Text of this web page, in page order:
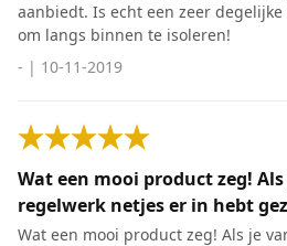
aanbiedt. Is echt een zeer
om langs binnen te isoleren!
- | 10-11-2019
Wat een mooi product zeg!
regelwerk netjes er in hebt
Wat een mooi product zeg! Als je